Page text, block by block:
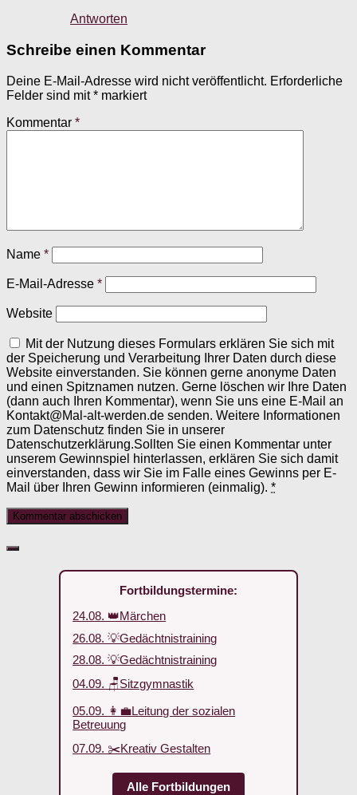
Antworten
Schreibe einen Kommentar
Deine E-Mail-Adresse wird nicht veröffentlicht. Erforderliche
Felder sind mit* markiert
Kommentar *
Name *
E-Mail-Adresse *
Website
Mit der Nutzung dieses Formulars erklären Sie sich mit
der Speicherung und Verarbeitung Ihrer Daten durch diese
Website einverstanden. Sie können gerne anonyme Daten
und einen Spitznamen nutzen. Gerne löschen wir Ihre Daten
(dann auch Ihren Kommentar), wenn Sie uns eine E-Mail an
Kontakt@Mal-alt-werden.de senden. Weitere Informationen
zum Datenschutz finden Sie in unserer
Datenschutzerklärung.Sollten Sie einen Kommentar unter
unserem Gewinnspiel hinterlassen, erklären Sie sich damit
einverstanden, dass wir Sie im Falle eines Gewinns per E-
Mail über Ihren Gewinn informieren (einmalig). *
Fortbildungstermine:
24.08. 👑Märchen
26.08. 💡Gedächtnistraining
28.08. 💡Gedächtnistraining
04.09. 🪑Sitzgymnastik
05.09. 👩‍💼Leitung der sozialen
Betreuung
07.09. ✂️Kreativ Gestalten
Alle Fortbildungen